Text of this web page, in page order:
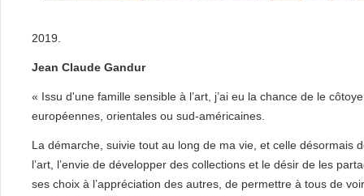
2019.
Jean Claude Gandur
« Issu d'une famille sensible à l’art, j’ai eu la chance de le
européennes, orientales ou sud-américaines.
La démarche, suivie tout au long de ma vie, et celle désormais
l’art, l’envie de développer des collections et le désir de les
ses choix à l’appréciation des autres, de permettre à tous de